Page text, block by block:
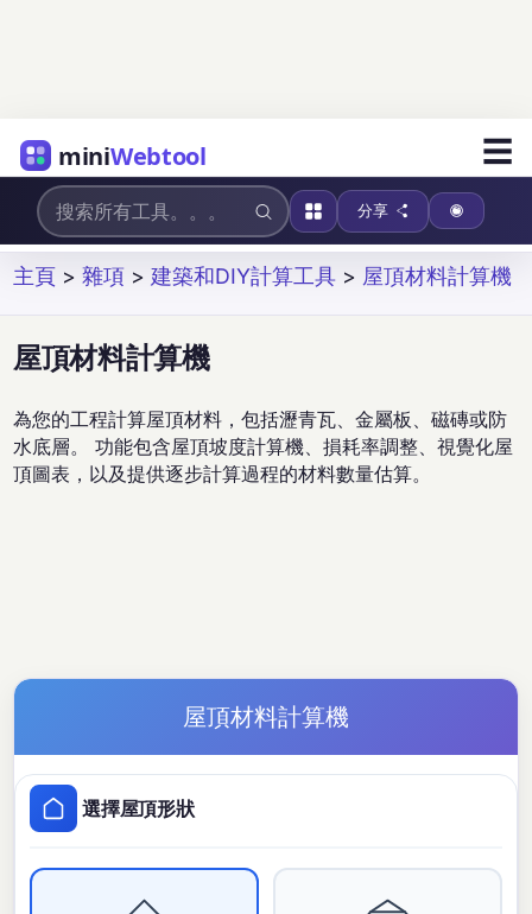
miniWebtool ☰
分享
主頁 >雜項 >建築和DIY計算工具 > 屋頂材料計算機
屋頂材料計算機
為您的工程計算屋頂材料，包括瀝青瓦、金屬板、磁磚或防
水底層。 功能包含屋頂坡度計算機、損耗率調整、視覺化屋
頂圖表，以及提供逐步計算過程的材料數量估算。
屋頂材料計算機
選擇屋頂形狀